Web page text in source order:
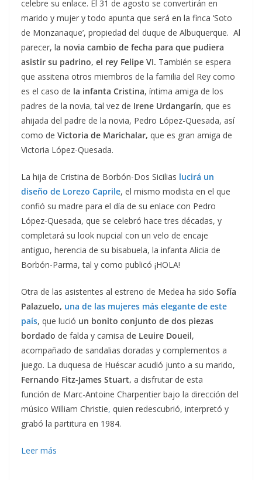
celebre su enlace. El 31 de agosto se convertirán en
marido y mujer y todo apunta que será en la finca ‘Soto
de Monzanaque’, propiedad del duque de Albuquerque. Al
parecer, la novia cambio de fecha para que pudiera
asistir su padrino, el rey Felipe VI. También se espera
que assitena otros miembros de la familia del Rey como
es el caso de la infanta Cristina, íntima amiga de los
padres de la novia, tal vez de Irene Urdangarín, que es
ahijada del padre de la novia, Pedro López-Quesada, así
como de Victoria de Marichalar, que es gran amiga de
Victoria López-Quesada.
La hija de Cristina de Borbón-Dos Sicilias lucirá un
diseño de Lorezo Caprile, el mismo modista en el que
confió su madre para el día de su enlace con Pedro
López-Quesada, que se celebró hace tres décadas, y
completará su look nupcial con un velo de encaje
antiguo, herencia de su bisabuela, la infanta Alicia de
Borbón-Parma, tal y como publicó ¡HOLA!
Otra de las asistentes al estreno de Medea ha sido Sofía
Palazuelo, una de las mujeres más elegante de este
país, que lució un bonito conjunto de dos piezas
bordado de falda y camisa de Leuire Doueil,
acompañado de sandalias doradas y complementos a
juego. La duquesa de Huéscar acudió junto a su marido,
Fernando Fitz-James Stuart, a disfrutar de esta
función de Marc-Antoine Charpentier bajo la dirección del
músico William Christie, quien redescubrió, interpretó y
grabó la partitura en 1984.
Leer más